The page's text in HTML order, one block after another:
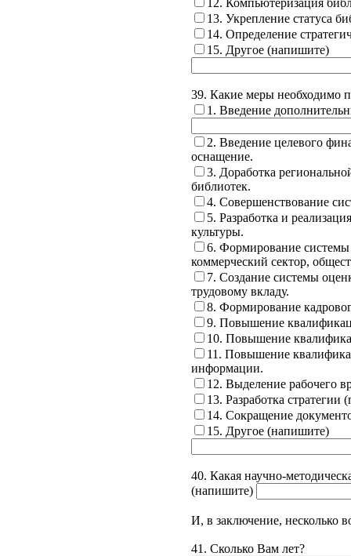
12. Компьютеризация
13. Укрепление статуса
14. Определение
15. Другое (напишите)
39. Какие меры необходимо
1. Введение
2. Введение целевого
оснащение.
3. Доработка
библиотек.
4. Совершенствование
5. Разработка и
культуры.
6. Формирование системы
коммерческий сектор,
7. Создание системы
трудовому вкладу.
8. Формирование
9. Повышение
10. Повышение
11. Повышение
информации.
12. Выделение рабочего
13. Разработка
14. Сокращение
15. Другое (напишите)
40. Какая научно-
(напишите)
И, в заключение, несколько
41. Сколько Вам лет?